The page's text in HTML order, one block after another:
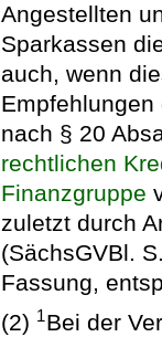
Angestellten
Sparkassen
auch, wenn
nach § 20
rechtlichen
Finanzgruppe
zuletzt durch
(SächsGVBl.
Fassung,
(2) 1Bei der